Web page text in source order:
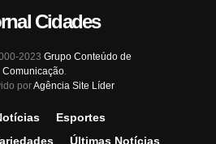
2023 Grupo Conteúdo de
Comunicação.
porAgência Site Líder
Esportes
Últimas Notícias